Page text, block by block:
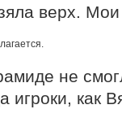
верх.
не
игроки, как